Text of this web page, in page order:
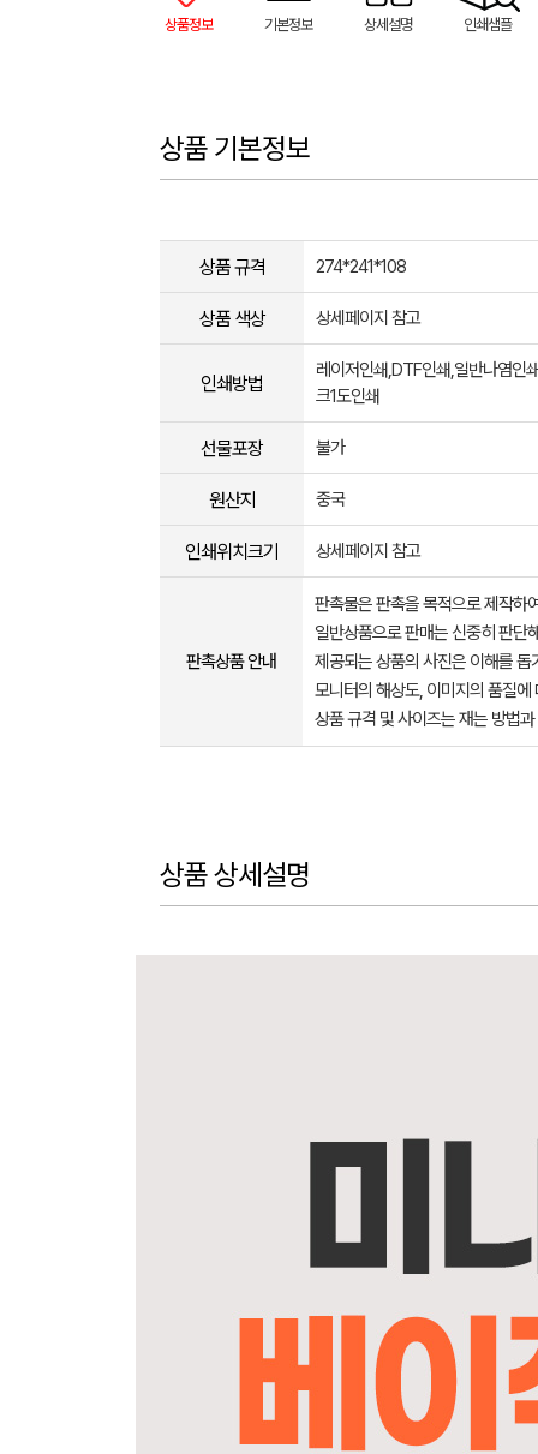
상품정보 기본정보 상세설명 인쇄샘플
상품 기본정보
상품 규격 274*241*108
상품 색상 상세페이지 참고
인쇄방법
레이저인쇄,DTF인쇄,일반나염인
크1도인쇄
선물포장 불가
원산지 중국
인쇄위치크기 상세페이지 참고
판촉상품 안내
판촉물은 판촉을 목적으로 제작하
일반상품으로 판매는 신중히 판단
제공되는 상품의 사진은 이해를
모니터의 해상도, 이미지의 품질
상품 규격 및 사이즈는 재는 방법
상품 상세설명